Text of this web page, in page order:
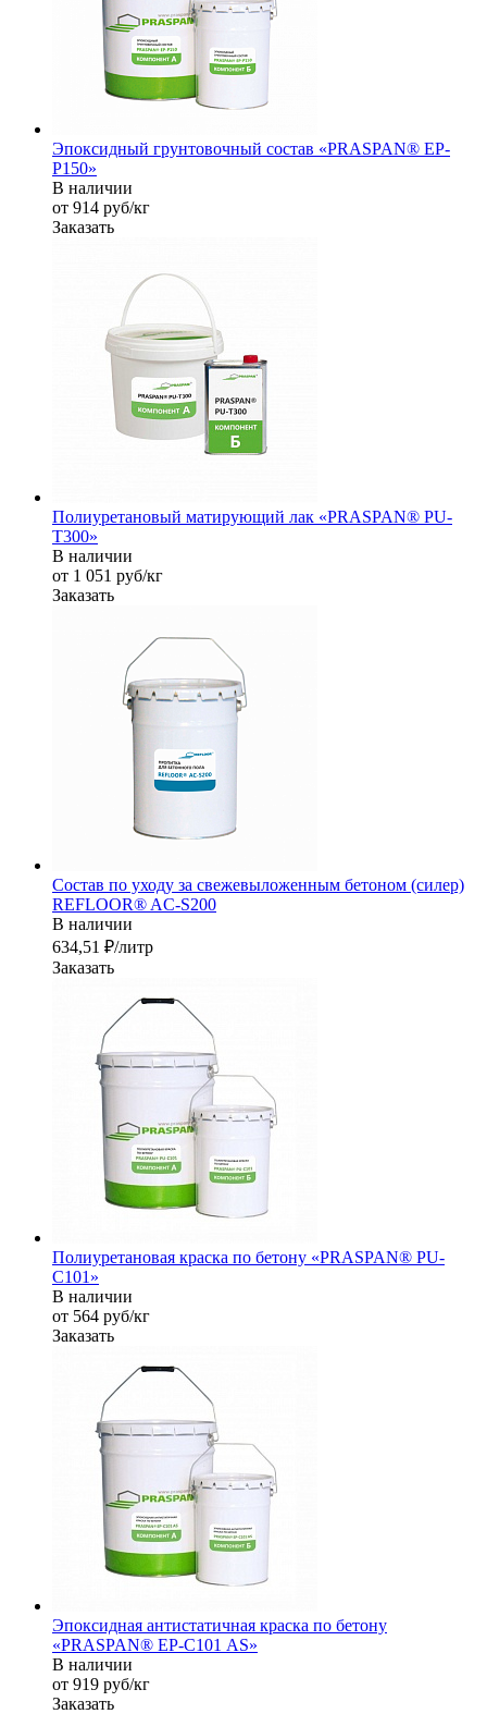
Эпоксидный грунтовочный состав «PRASPAN® EP-
P150»
В наличии
от 914 руб/кг
Заказать
Полиуретановый матирующий лак «PRASPAN® PU-
T300»
В наличии
от 1 051 руб/кг
Заказать
Состав по уходу за свежевыложенным бетоном (силер)
REFLOOR® AC-S200
В наличии
634,51 ₽/литр
Заказать
Полиуретановая краска по бетону «PRASPAN® PU-
C101»
В наличии
от 564 руб/кг
Заказать
Эпоксидная антистатичная краска по бетону
«PRASPAN® EP-С101 AS»
В наличии
от 919 руб/кг
Заказать